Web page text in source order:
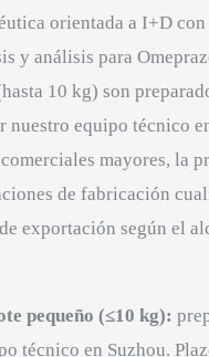
orientada a I+D
y análisis para
10 kg) son
nuestro equipo técnico
mayores, la
de fabricación
exportación según el
pequeño (≤10 kg):
técnico en Suzhou.